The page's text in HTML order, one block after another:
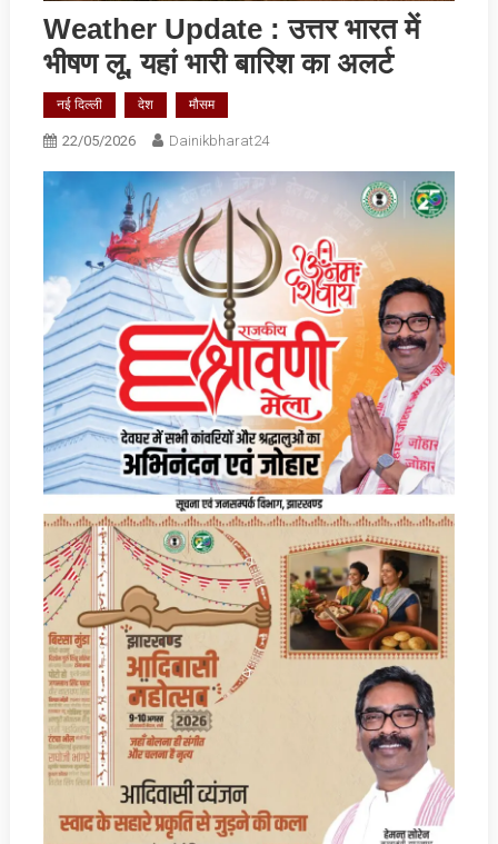
Weather Update : उत्तर भारत में
भीषण लू, यहां भारी बारिश का अलर्ट
नई दिल्ली देश मौसम
22/05/2026 Dainikbharat24